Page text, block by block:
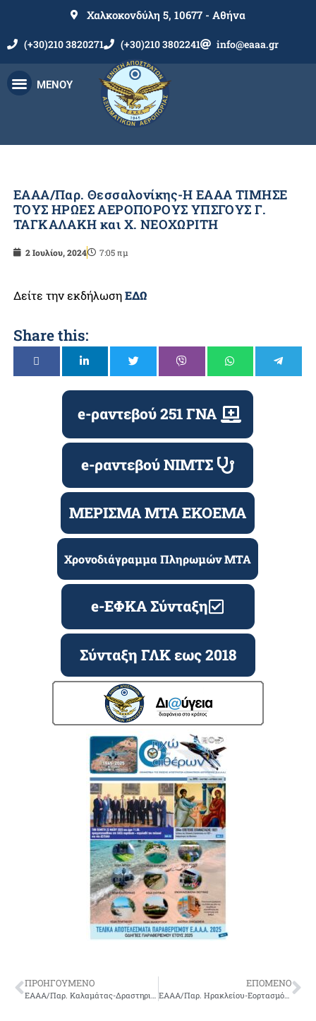
Χαλκοκονδύλη 5, 10677 - Αθήνα
(+30)210 3820271 (+30)210 3802241 info@eaaa.gr
ΜΕΝΟΥ
ΕΑΑΑ/Παρ. Θεσσαλονίκης-Η ΕΑΑΑ ΤΙΜΗΣΕ
ΤΟΥΣ ΗΡΩΕΣ ΑΕΡΟΠΟΡΟΥΣ ΥΠΣΓΟΥΣ Γ.
ΤΑΓΚΑΛΑΚΗ και Χ. ΝΕΟΧΩΡΙΤΗ
2 Ιουλίου, 2024 7:05 πμ
Δείτε την εκδήλωσηΕΔΩ
Share this:
e-ραντεβού 251 ΓΝΑ
e-ραντεβού ΝΙΜΤΣ
ΜΕΡΙΣΜΑ ΜΤΑ ΕΚΟΕΜΑ
Χρονοδιάγραμμα Πληρωμών ΜΤΑ
e-ΕΦΚΑ Σύνταξη
Σύνταξη ΓΛΚ εως 2018
ΠΡΟΗΓΟΥΜΕΝΟ ΕΠΟΜΕΝΟ
ΕΑΑΑ/Παρ. Ηρακλείου-Εορτασμός Ιερού Ναού της ΣΕΑΠ 29-06-2024